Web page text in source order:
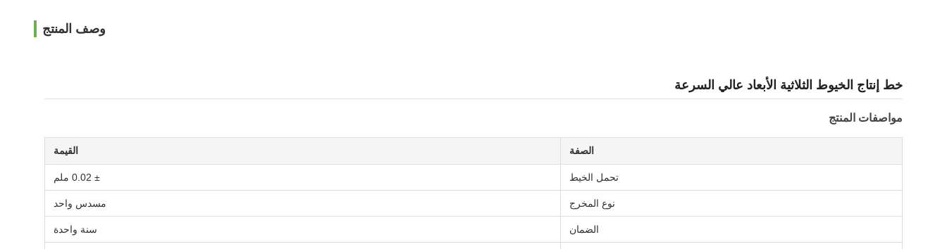
وصف المنتج
خط إنتاج الخيوط الثلاثية الأبعاد عالي السرعة
مواصفات المنتج
الصفة القيمة
تحمل الخيط ± 0.02 ملم
نوع المخرج مسدس واحد
الضمان سنة واحدة